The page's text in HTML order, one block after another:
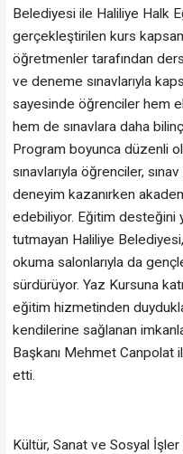
Belediyesi ile Haliliye Halk
gerçekleştirilen kurs
öğretmenler tarafından
ve deneme sınavlarıyla
sayesinde öğrenciler hem
hem de sınavlara daha
Program boyunca düzenli
sınavlarıyla öğrenciler,
deneyim kazanırken
edebiliyor. Eğitim desteğini
tutmayan Haliliye
okuma salonlarıyla da
sürdürüyor. Yaz Kursuna
eğitim hizmetinden
kendilerine sağlanan
Başkanı Mehmet Canpolat
etti.
Kültür, Sanat ve Sosyal